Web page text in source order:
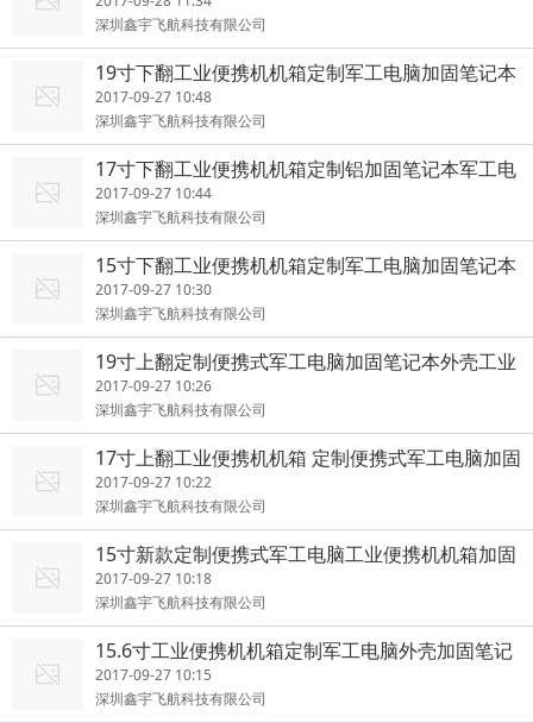
深圳鑫宇飞航科技有限公司
19寸下翻工业便携机机箱定制军工电脑加固笔记本
铝工控一体机
2017-09-27 10:48
深圳鑫宇飞航科技有限公司
17寸下翻工业便携机机箱定制铝加固笔记本军工电
脑工控一体机
2017-09-27 10:44
深圳鑫宇飞航科技有限公司
15寸下翻工业便携机机箱定制军工电脑加固笔记本
采集铝
2017-09-27 10:30
深圳鑫宇飞航科技有限公司
19寸上翻定制便携式军工电脑加固笔记本外壳工业
便携机机箱
2017-09-27 10:26
深圳鑫宇飞航科技有限公司
17寸上翻工业便携机机箱 定制便携式军工电脑加固
笔记本外壳
2017-09-27 10:22
深圳鑫宇飞航科技有限公司
15寸新款定制便携式军工电脑工业便携机机箱加固
笔记本外壳
2017-09-27 10:18
深圳鑫宇飞航科技有限公司
15.6寸工业便携机机箱定制军工电脑外壳加固笔记
本铝新款
2017-09-27 10:15
深圳鑫宇飞航科技有限公司